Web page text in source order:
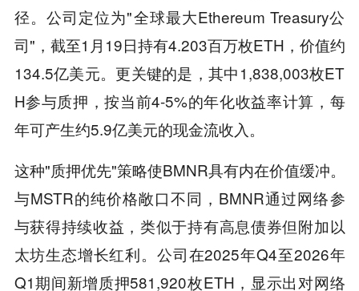
径。公司定位为"全球最大Ethereum Treasury公
司"，截至1月19日持有4.203百万枚ETH，价值约
134.5亿美元。更关键的是，其中1,838,003枚ET
H参与质押，按当前4-5%的年化收益率计算，每
年可产生约5.9亿美元的现金流收入。
这种"质押优先"策略使BMNR具有内在价值缓冲。
与MSTR的纯价格敞口不同，BMNR通过网络参
与获得持续收益，类似于持有高息债券但附加以
太坊生态增长红利。公司在2025年Q4至2026年
Q1期间新增质押581,920枚ETH，显示出对网络